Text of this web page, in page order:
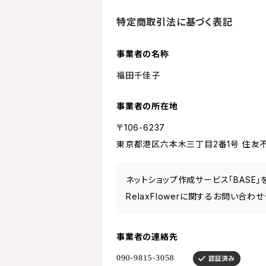
特定商取引法に基づく表記
事業者の名称
福田千佳子
事業者の所在地
〒106-6237
東京都港区六本木三丁目2番1号 住友
ネットショップ作成サービス「BASE
RelaxFlowerに関するお問い合わせ
事業者の連絡先